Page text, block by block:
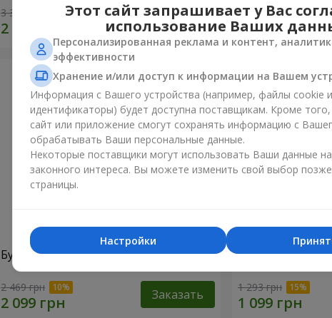
3 322 грн Заказать 1 554 грн
Букет "В восторге от тебя!"
2 469 грн Заказать
11 красных роз
1 293 грн
Этот сайт запрашивает у Вас
использование Ваших
Персонализированная реклама и контент,
эффективности
Хранение и/или доступ к информации на Вашем
Информация с Вашего устройства (например, файлы cookie
идентификаторы) будет доступна поставщикам. Кроме
сайт или приложение смогут сохранять информацию с
обрабатывать Ваши персональные данные.
Некоторые поставщики могут использовать Ваши данные
законного интереса. Вы можете изменить свой выбор
страницы.
Настройки